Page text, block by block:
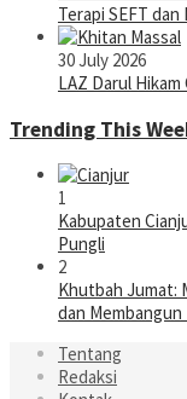
Terapi SEFT
30 July 2026
LAZ Darul
Trending This
1
Kabupaten
Pungli
2
Khutbah Jumat:
dan
Tentang
Redaksi